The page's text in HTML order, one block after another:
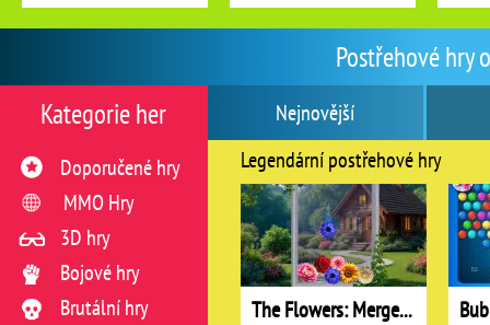
Postřehové hry
Nejnovější
Legendární postřehové hry
The Flowers: Merge and Sell Bouquets
Kategorie her
Doporučené hry
MMO Hry
3D hry
Bojové hry
Brutální hry